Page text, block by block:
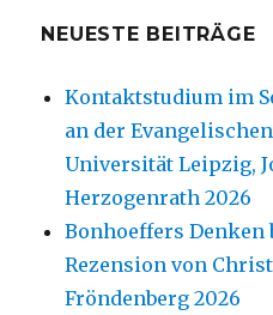
NEUESTE BEITRÄGE
Kontaktstudium im
an der
Universität Leipzig,
Herzogenrath 2026
Bonhoeffers Denken
Rezension von
Fröndenberg 2026